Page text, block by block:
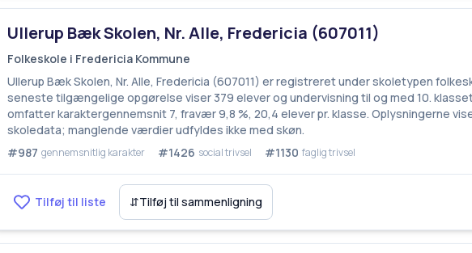
Ullerup Bæk Skolen, Nr. Alle, Fredericia (607011)
Folkeskole i Fredericia Kommune
Ullerup Bæk Skolen, Nr. Alle, Fredericia (607011) er registreret under skoletypen
seneste tilgængelige opgørelse viser 379 elever og undervisning til og med 10.
omfatter karaktergennemsnit 7, fravær 9,8 %, 20,4 elever pr. klasse. Oplysningerne
skoledata; manglende værdier udfyldes ikke med skøn.
#987 gennemsnitlig karakter #1426 social trivsel #1130 faglig trivsel
Tilføj til liste ⇵Tilføj til sammenligning